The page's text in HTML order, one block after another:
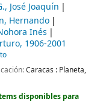
José Joaquín
Hernando
Inés
, 1906-2001
Caracas : Planeta,
disponibles para